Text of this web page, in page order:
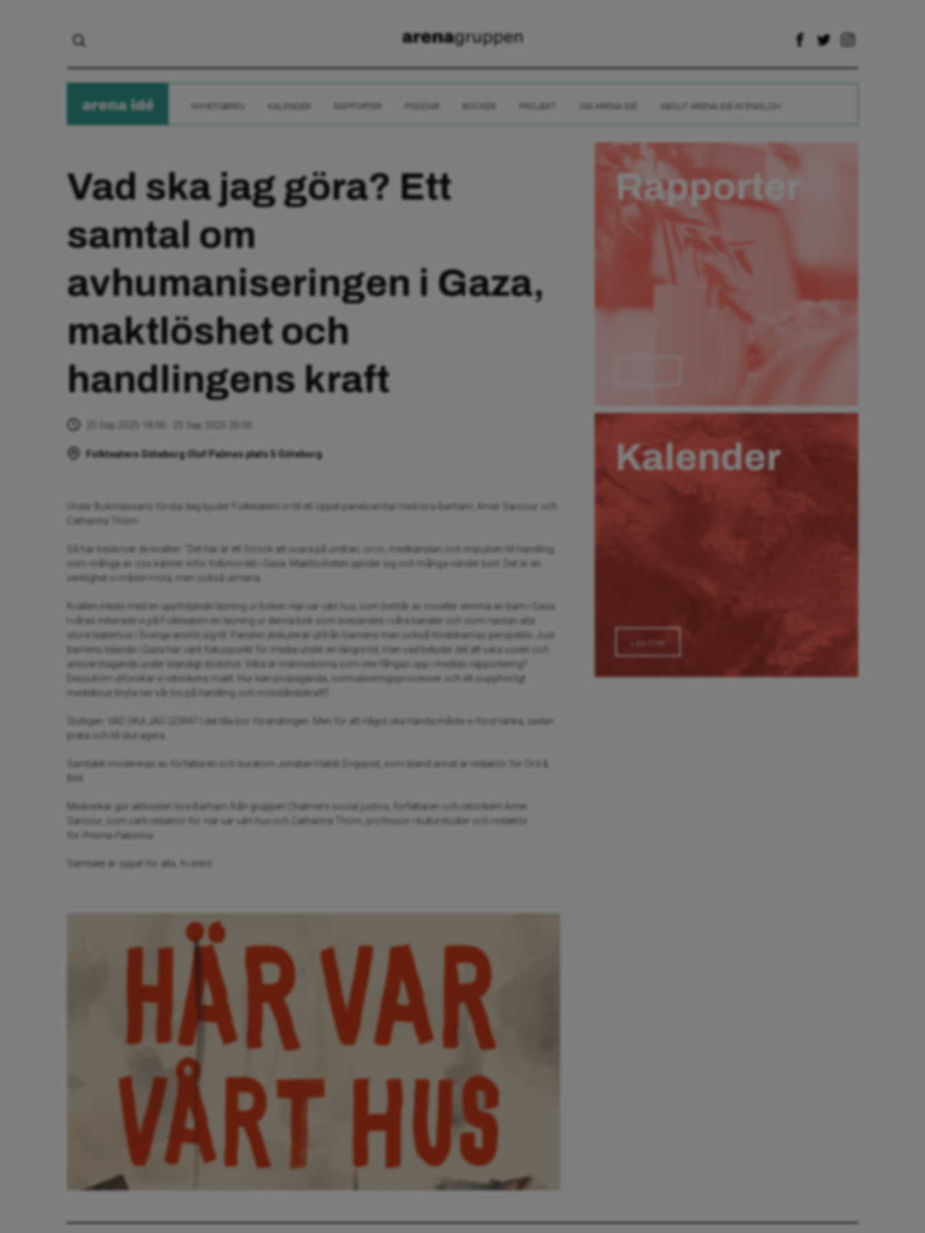
arenaide KALENDER RAPPORTER BÖCKER PROJEKT OM ARENA IDÉ ABOUT ARENA IDÉ IN ENGLISH
Vad ska jag göra? Ett
samtal om
avhumaniseringen i Gaza,
maktlöshet och
handlingens kraft
25 Sep 2025 18:00 - 25 Sep 2025 20:00
Folkteatern Göteborg Olof Palmes plats 5 Göteborg
Under Bokmässans första dag bjuder Folkteatern in till ett öppet panelsamtal med Isra Barham, Amer Sarsour och
Catharina Thörn.
Så här beskriver de kvällen: “Det här är ett försök att svara på undran, oron, medkänslan och impulsen till handling
som många av oss känner inför folkmordet i Gaza. Maktlösheten sprider sig och många vänder bort. Det är en
verklighet vi måste möta, men också utmana.
Kvällen inleds med en uppföljande läsning ur boken Här var vårt hus,
som består av noveller skrivna av barn i Gaza.
I våras initierade vi på Folkteatern en läsning ur denna bok som livesändes i våra kanaler och som nästan alla
stora teaterhus i Sverige anslöt sig till. Panelen diskuterar utifrån barnens men också föräldrarnas perspektiv. Just
barnens lidande i Gaza har varit fokuspunkt för media under en längre tid, men vad betyder det att vara vuxen och
ansvarstagande under ständigt dödshot. Vilka är människorna som inte fångas upp i medias rapportering?
Dessutom utforskar vi retorikens makt. Hur kan propaganda, normaliseringsprocesser och ett oupphörligt
mediebrus bryta ner vår tro på handling och motståndskraft?
Slutligen: VAD SKA JAG GÖRA? I det lilla bor förändringen. Men för att något ska hända måste vi först tänka, sedan
prata och till slut agera.
Samtalet modereras av författaren och kuratorn Jonatan Habib Engqvist, som bland annat är redaktör för Ord &
Medverkar gör aktivisten Isra Barham från gruppen Chalmers social justice, författaren och retorikern Amer
Sarsour, som varit redaktör för
Här var vårt hus
och Catharina Thörn, professor i kulturstudier och redaktör
Prisma Palestina.
Samtalet är öppet för alla, fri entré.
Rapporter
Kalender
Läs mer